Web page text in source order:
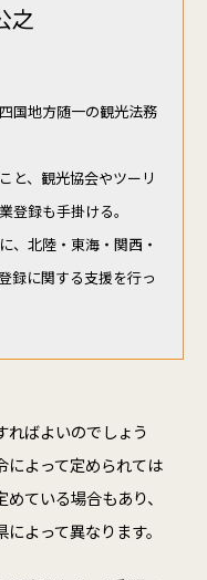
之
国地方随一の観光法務
と、観光協会やツーリ
登録も手掛ける。
、北陸・東海・関西・
録に関する支援を行っ
ればよいのでしょう
によって定められては
ている場合もあり、
よって異なります。